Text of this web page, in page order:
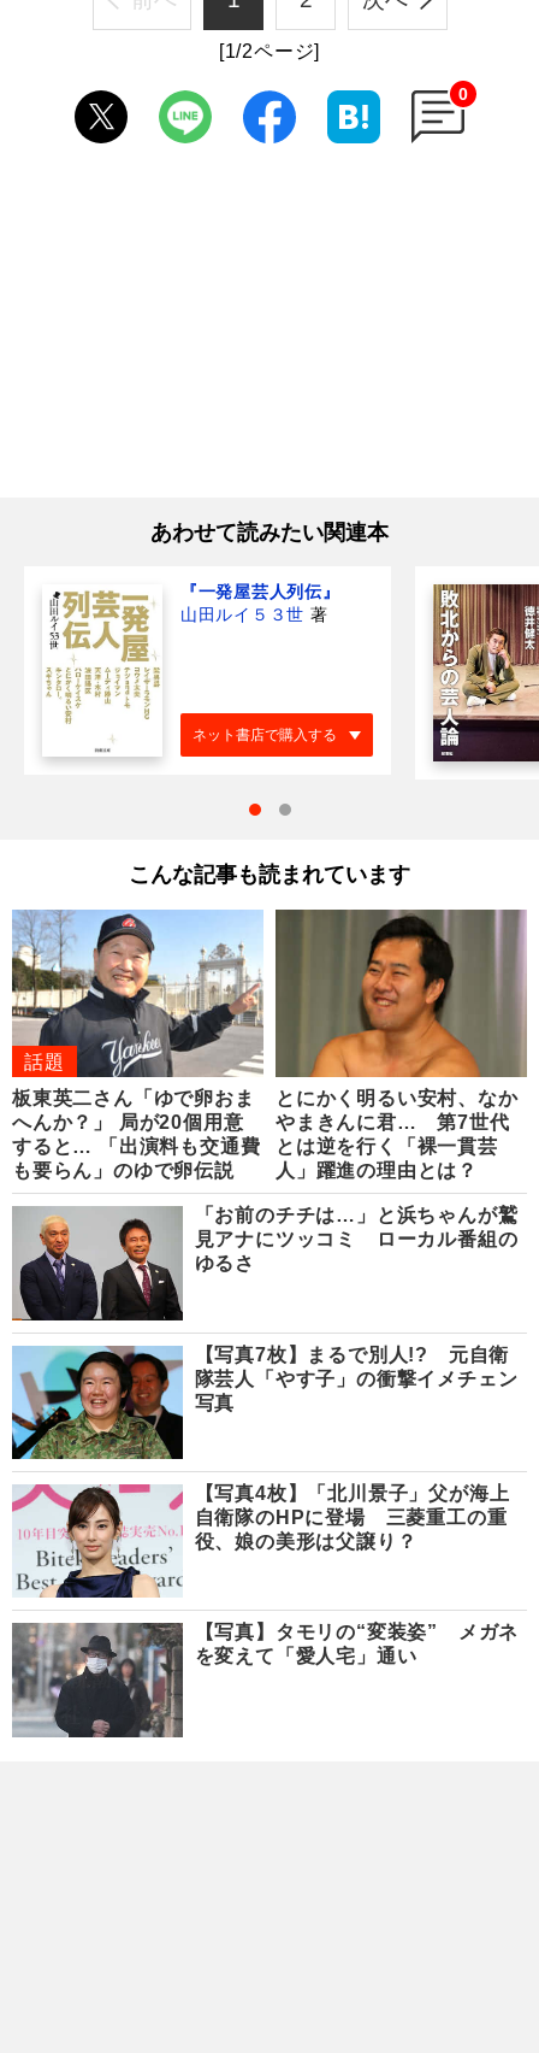
[1/2ページ]
0
あわせて読みたい関連本
『一発屋芸人列伝』
山田ルイ５３世 著
ネット書店で購入する
こんな記事も読まれています
話題
板東英二さん「ゆで卵おま
へんか？」 局が20個用意
すると… 「出演料も交通費
も要らん」のゆで卵伝説
とにかく明るい安村、なか
やまきんに君… 第7世代
とは逆を行く「裸一貫芸
人」躍進の理由とは？
「お前のチチは…」と浜ちゃんが鷲
見アナにツッコミ ローカル番組の
ゆるさ
【写真7枚】まるで別人!? 元自衛
隊芸人「やす子」の衝撃イメチェン
写真
【写真4枚】「北川景子」父が海上
自衛隊のHPに登場 三菱重工の重
役、娘の美形は父譲り？
【写真】タモリの“変装姿” メガネ
を変えて「愛人宅」通い